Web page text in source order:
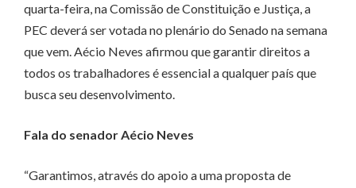
quarta-feira, na Comissão de Constituição e Justiça, a
PEC deverá ser votada no plenário do Senado na semana
que vem. Aécio Neves afirmou que garantir direitos a
todos os trabalhadores é essencial a qualquer país que
busca seu desenvolvimento.
Fala do senador Aécio Neves
“Garantimos, através do apoio a uma proposta de